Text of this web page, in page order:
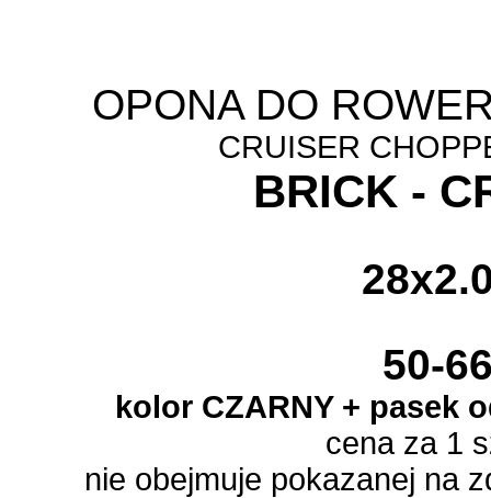
OPONA DO
CRUISER
BRICK -
50-
kolor CZARNY + pasek
cena za 1
nie obejmuje pokazanej na